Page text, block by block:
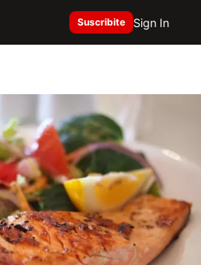
Suscribite Sign In